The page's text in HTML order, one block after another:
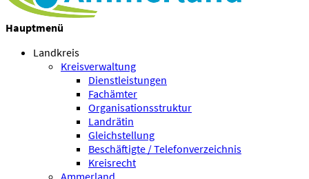
Hauptmenü
Landkreis
Kreisverwaltung
Dienstleistungen
Fachämter
Organisationsstruktur
Landrätin
Gleichstellung
Beschäftigte / Telefonverzeichnis
Kreisrecht